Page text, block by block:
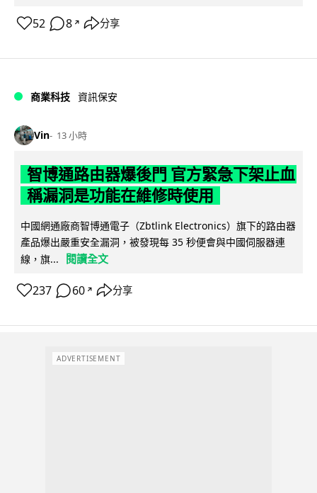
52 8 ↗ 分享
商業科技 資訊保安
Vin 13 小時
智博通路由器爆後門 官方緊急下架止血
稱漏洞是功能在維修時使用
中國網通廠商智博通電子（Zbtlink Electronics）旗下的路由器
產品爆出嚴重安全漏洞，被發現每 35 秒便會與中國伺服器連
線，旗...
閱讀全文
237 60 ↗ 分享
ADVERTISEMENT